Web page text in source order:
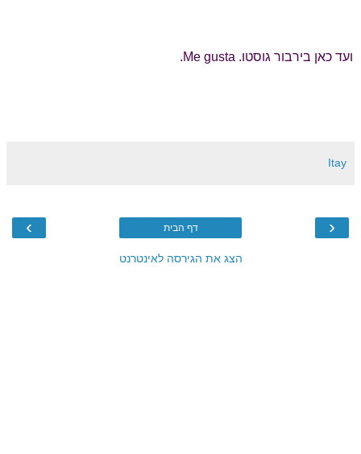
ועד כאן בירבור גוסטו. Me gusta
.
Itay
‹
› דף הבית
הצג את הגירסה לאינטרנט